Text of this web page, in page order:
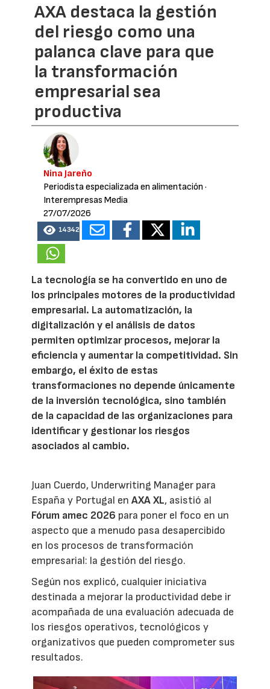
AXA destaca la gestión
del riesgo como una
palanca clave para que
la transformación
empresarial sea
productiva
Nina Jareño
Periodista especializada en alimentación ·
Interempresas Media
27/07/2026
14342
La tecnología se ha convertido en uno de
los principales motores de la productividad
empresarial. La automatización, la
digitalización y el análisis de datos
permiten optimizar procesos, mejorar la
eficiencia y aumentar la competitividad. Sin
embargo, el éxito de estas
transformaciones no depende únicamente
de la inversión tecnológica, sino también
de la capacidad de las organizaciones para
identificar y gestionar los riesgos
asociados al cambio.
Juan Cuerdo, Underwriting Manager para
España y Portugal enAXA XL, asistió al
Fórum amec 2026 para poner el foco en un
aspecto que a menudo pasa desapercibido
en los procesos de transformación
empresarial: la gestión del riesgo.
Según nos explicó, cualquier iniciativa
destinada a mejorar la productividad debe ir
acompañada de una evaluación adecuada de
los riesgos operativos, tecnológicos y
organizativos que pueden comprometer sus
resultados.